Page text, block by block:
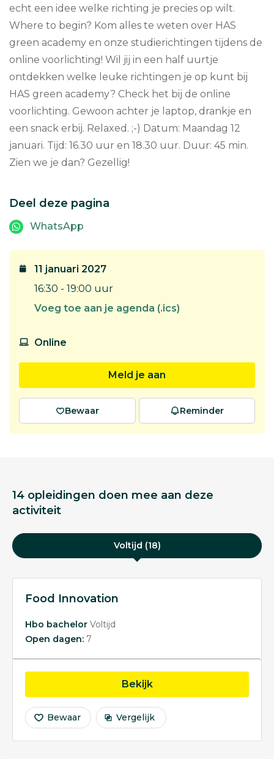
echt een idee welke richting je precies op wilt.
Where to begin? Kom alles te weten over HAS
green academy en onze studierichtingen tijdens de
online voorlichting! Wil jij in een half uurtje
ontdekken welke leuke richtingen je op kunt bij
HAS green academy? Check het bij de online
voorlichting. Gewoon achter je laptop, drankje en
een snack erbij. Relaxed. ;-) Datum: Maandag 12
januari. Tijd: 16.30 uur en 18.30 uur. Duur: 45 min.
Zien we je dan? Gezellig!
Deel deze pagina
WhatsApp
11 januari 2027
16:30 - 19:00 uur
Voeg toe aan je agenda (.ics)
Online
Meld je aan
Bewaar Reminder
14 opleidingen doen mee aan deze
activiteit
Voltijd (18)
Food Innovation
Hbo bachelor Voltijd
Open dagen: 7
Bekijkopleiding Food
Bewaar Vergelijk